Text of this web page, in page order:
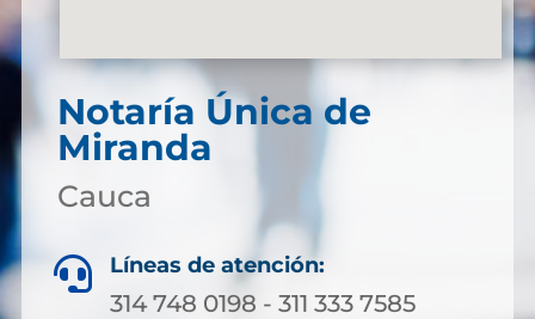
Notaría Única de
Miranda
Cauca
 Líneas de atención:
314 748 0198 - 311 333 7585